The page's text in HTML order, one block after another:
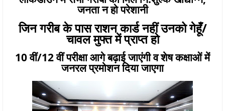
जनता न हो परेशानी
जिन गरीब के पास राशन कार्ड नहीं उनको गेहूँ/
चावल मुफ्त में प्राप्त हो
10 वीं/12 वीं परीक्षा आगे बढ़ाई जाएंगी व शेष कक्षाओं में
जनरल प्रमोशन दिया जाएगा